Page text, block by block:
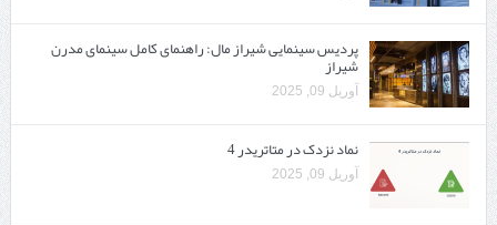
پردیس سینمایی شیراز مال: راهنمای کامل سینمای مدرن
شیراز
آوریل 09, 2025
نماد نزدک در متاتریدر 4
آوریل 09, 2025